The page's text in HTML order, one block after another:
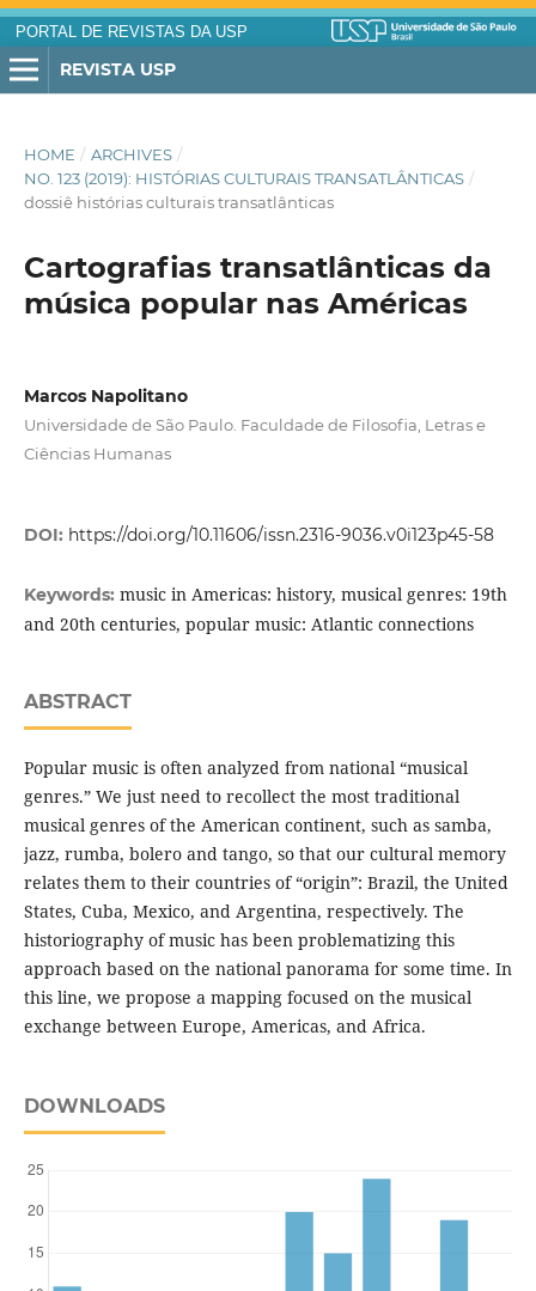
PORTAL DE REVISTAS DA USP
REVISTA USP
HOME / ARCHIVES /
NO. 123 (2019): HISTÓRIAS CULTURAIS TRANSATLÂNTICAS /
dossiê histórias culturais transatlânticas
Cartografias transatlânticas da
música popular nas Américas
Marcos Napolitano
Universidade de São Paulo. Faculdade de Filosofia, Letras e
Ciências Humanas
DOI: https://doi.org/10.11606/issn.2316-9036.v0i123p45-58
Keywords: music in Americas: history, musical genres: 19th
and 20th centuries, popular music: Atlantic connections
ABSTRACT
Popular music is often analyzed from national “musical
genres.” We just need to recollect the most traditional
musical genres of the American continent, such as samba,
jazz, rumba, bolero and tango, so that our cultural memory
relates them to their countries of “origin”: Brazil, the United
States, Cuba, Mexico, and Argentina, respectively. The
historiography of music has been problematizing this
approach based on the national panorama for some time. In
this line, we propose a mapping focused on the musical
exchange between Europe, Americas, and Africa.
DOWNLOADS